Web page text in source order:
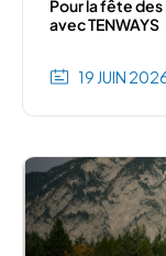
Pour la fête
avec TENWAYS
19 JUIN